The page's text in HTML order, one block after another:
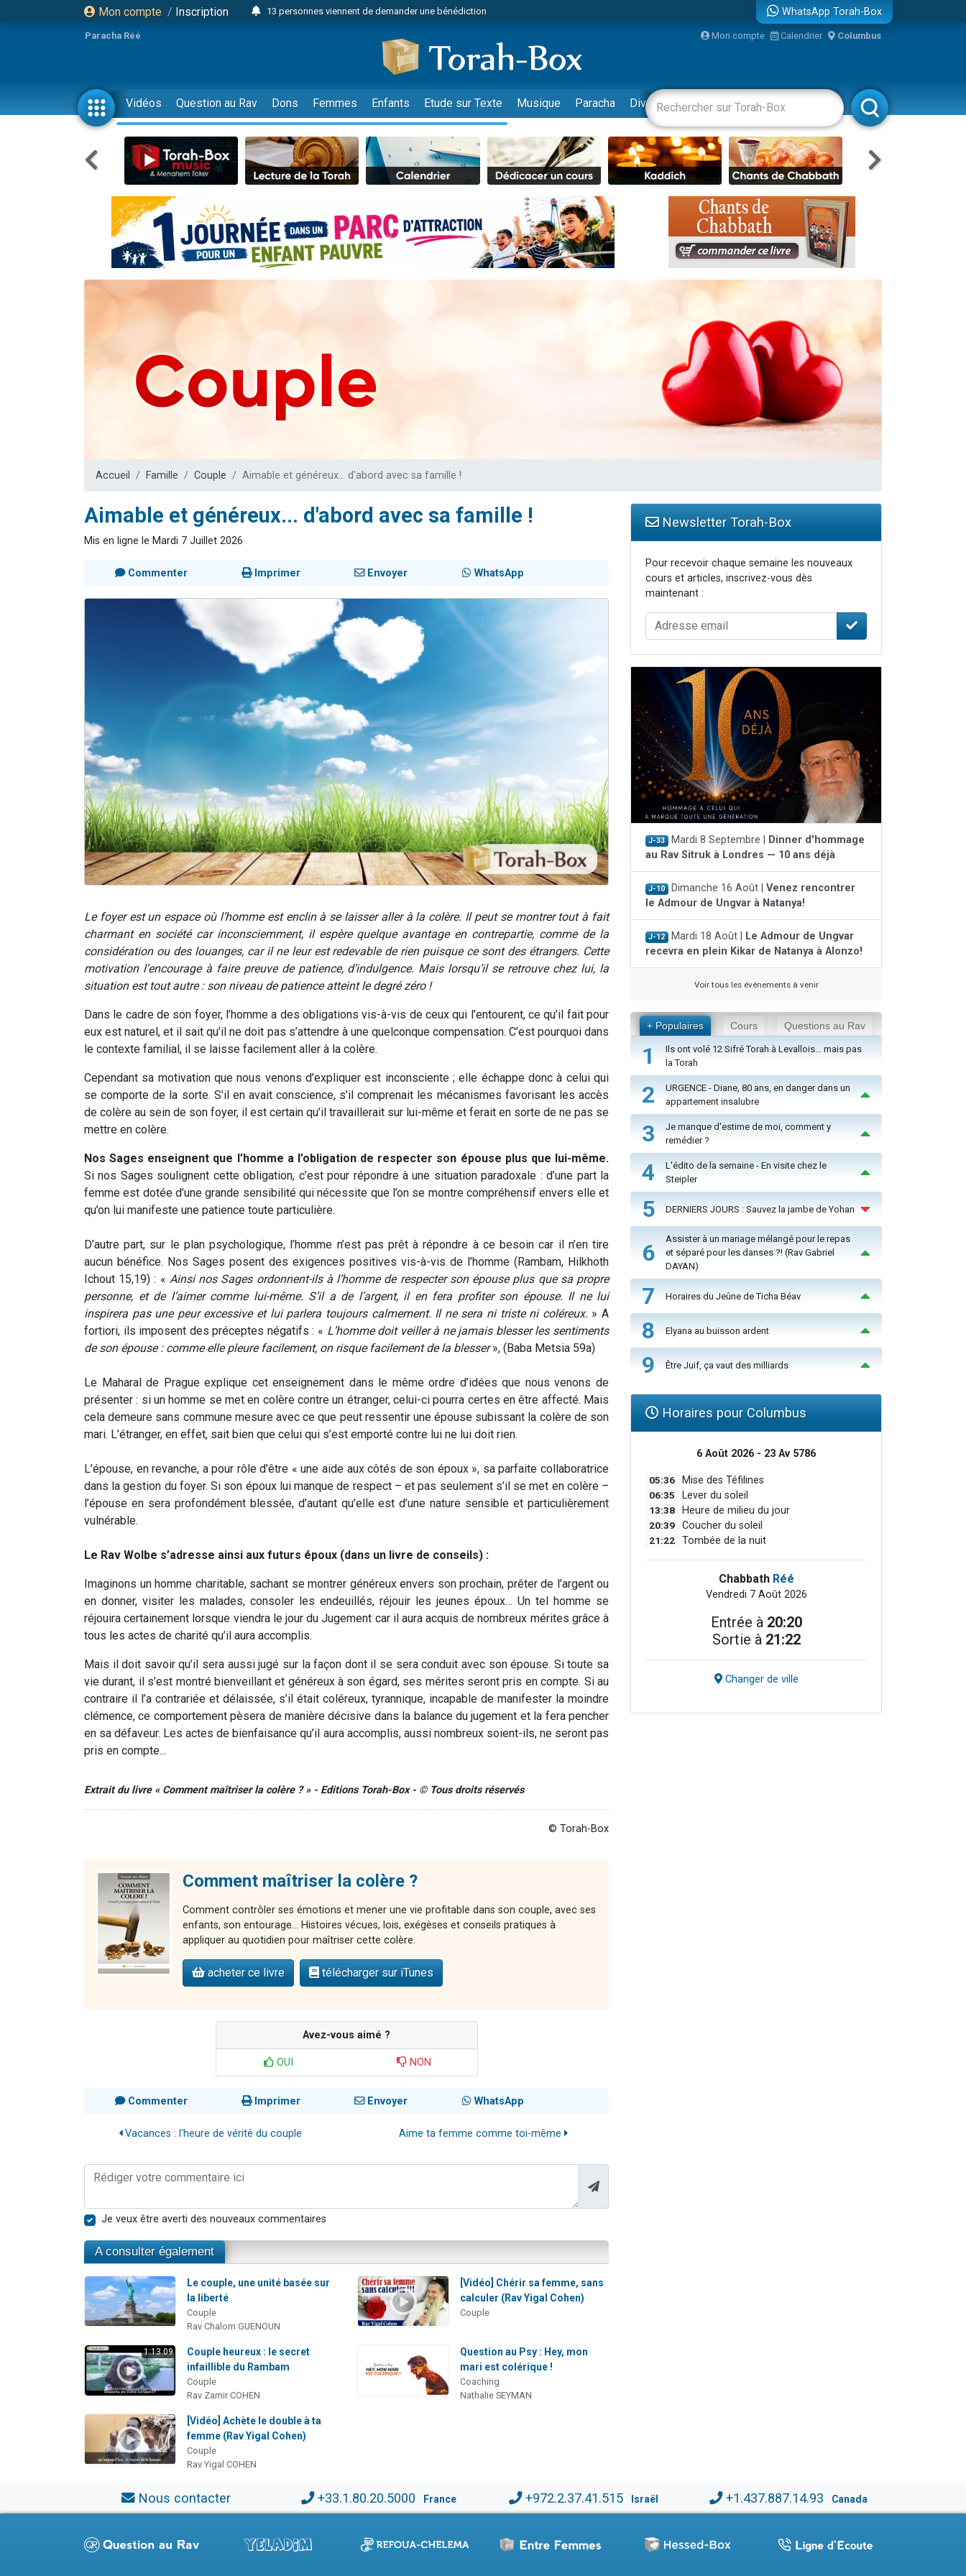
Mon compte / Inscription
13 personnes viennent de demander une bénédiction
12 nouvelles musiques dans Torah-Box Music
30 personnes viennent de faire un don pour Sauvez la jambe de Yohan
3 personnes viennent de nous rejoindre sur WhatsApp
2 personnes viennent de nous rejoindre sur WhatsApp
3 personnes viennent de nous rejoindre sur WhatsApp
2 nouvelles musiques dans Torah-Box Music
8 personnes viennent de faire un don pour Tsédaka : pauvres d'Israel
4 personnes viennent de faire un don pour Diane, 80 ans, dans un appartement insalubre
Nouvelle émission radio : Visions de grandeur n°104 : Le Chabbath et le Birkat Hamazone à travers le temps
61 personnes viennent de demander une bénédiction
Il reste 49 places pour étudier en groupe sur Zoom
6 personnes viennent de faire un don pour 5 enfants déjà orphelins risquent de perdre leur maman
2 personnes viennent de faire un don pour Reloger Rivka, 6 enfants, victime de violences...
10 personnes viennent de demander une bénédiction
Il reste 49 places pour étudier en groupe sur Zoom
2 personnes viennent de nous rejoindre sur WhatsApp
WhatsApp Torah-Box
Paracha Réé Mon compte Calendrier Columbus
Vidéos Question au Rav Dons Femmes Enfants Etude sur Texte Musique Paracha Divertissements Livres Rabbanim
Accueil Famille Couple Aimable et généreux... d'abord avec sa famille !
Aimable et généreux... d'abord avec sa famille !
Mis en ligne le Mardi 7 Juillet 2026
Commenter Imprimer Envoyer WhatsApp
Le foyer est un espace où l’homme est enclin à se laisser aller à la colère. Il peut se montrer tout à fait
charmant en société car inconsciemment, il espère quelque avantage en contrepartie, comme de la
considération ou des louanges, car il ne leur est redevable de rien puisque ce sont des étrangers. Cette
motivation l’encourage à faire preuve de patience, d’indulgence. Mais lorsqu’il se retrouve chez lui, la
situation est tout autre : son niveau de patience atteint le degré zéro !
Dans le cadre de son foyer, l’homme a des obligations vis-à-vis de ceux qui l’entourent, ce qu’il fait pour
eux est naturel, et il sait qu’il ne doit pas s’attendre à une quelconque compensation. C’est pourquoi dans
le contexte familial, il se laisse facilement aller à la colère.
Cependant sa motivation que nous venons d’expliquer est inconsciente ; elle échappe donc à celui qui
se comporte de la sorte. S’il en avait conscience, s’il comprenait les mécanismes favorisant les accès
de colère au sein de son foyer, il est certain qu’il travaillerait sur lui-même et ferait en sorte de ne pas se
mettre en colère.
Nos Sages enseignent que l’homme a l’obligation de respecter son épouse plus que lui-même.
Si nos Sages soulignent cette obligation, c’est pour répondre à une situation paradoxale : d’une part la
femme est dotée d’une grande sensibilité qui nécessite que l’on se montre compréhensif envers elle et
qu’on lui manifeste une patience toute particulière.
D’autre part, sur le plan psychologique, l’homme n’est pas prêt à répondre à ce besoin car il n’en tire
aucun bénéfice. Nos Sages posent des exigences positives vis-à-vis de l’homme (Rambam, Hilkhoth
Ichout 15,19) : « Ainsi nos Sages ordonnent-ils à l’homme de respecter son épouse plus que sa propre
personne, et de l’aimer comme lui-même. S’il a de l’argent, il en fera profiter son épouse. Il ne lui
inspirera pas une peur excessive et lui parlera toujours calmement. Il ne sera ni triste ni coléreux. » A
fortiori, ils imposent des préceptes négatifs : « L’homme doit veiller à ne jamais blesser les sentiments
de son épouse : comme elle pleure facilement, on risque facilement de la blesser», (Baba Metsia 59a)
Le Maharal de Prague explique cet enseignement dans le même ordre d’idées que nous venons de
présenter : si un homme se met en colère contre un étranger, celui-ci pourra certes en être affecté. Mais
cela demeure sans commune mesure avec ce que peut ressentir une épouse subissant la colère de son
mari. L’étranger, en effet, sait bien que celui qui s’est emporté contre lui ne lui doit rien.
L’épouse, en revanche, a pour rôle d’être « une aide aux côtés de son époux », sa parfaite collaboratrice
dans la gestion du foyer. Si son époux lui manque de respect – et pas seulement s’il se met en colère –
l’épouse en sera profondément blessée, d’autant qu’elle est d’une nature sensible et particulièrement
vulnérable.
Le Rav Wolbe s’adresse ainsi aux futurs époux (dans un livre de conseils) :
Imaginons un homme charitable, sachant se montrer généreux envers son prochain, prêter de l’argent ou
en donner, visiter les malades, consoler les endeuillés, réjouir les jeunes époux… Un tel homme se
réjouira certainement lorsque viendra le jour du Jugement car il aura acquis de nombreux mérites grâce à
tous les actes de charité qu’il aura accomplis.
Mais il doit savoir qu’il sera aussi jugé sur la façon dont il se sera conduit avec son épouse. Si toute sa
vie durant, il s’est montré bienveillant et généreux à son égard, ses mérites seront pris en compte. Si au
contraire il l’a contrariée et délaissée, s’il était coléreux, tyrannique, incapable de manifester la moindre
clémence, ce comportement pèsera de manière décisive dans la balance du jugement et la fera pencher
en sa défaveur. Les actes de bienfaisance qu’il aura accomplis, aussi nombreux soient-ils, ne seront pas
pris en compte...
Extrait du livre « Comment maîtriser la colère ? » - Editions Torah-Box - © Tous droits réservés
© Torah-Box
Comment maîtriser la colère ?
Comment contrôler ses émotions et mener une vie profitable dans son couple, avec ses
enfants, son entourage... Histoires vécues, lois, exégèses et conseils pratiques à
appliquer au quotidien pour maîtriser cette colère.
acheter ce livre télécharger sur iTunes
Avez-vous aimé ?
OUI NON
Commenter Imprimer Envoyer WhatsApp
Vacances : l'heure de vérité du couple Aime ta femme comme toi-même
Je veux être averti des nouveaux commentaires
A consulter également
Le couple, une unité basée sur
la liberté
Couple
Rav Chalom GUENOUN
[Vidéo] Chérir sa femme, sans
calculer (Rav Yigal Cohen)
Couple
1:13:09
Couple heureux : le secret
infaillible du Rambam
Couple
Rav Zamir COHEN
Question au Psy : Hey, mon
mari est colérique !
Coaching
Nathalie SEYMAN
[Vidéo] Achète le double à ta
femme (Rav Yigal Cohen)
Couple
Rav Yigal COHEN
Newsletter Torah-Box
Pour recevoir chaque semaine les nouveaux
cours et articles, inscrivez-vous dès
maintenant :
J-33 Mardi 8 Septembre |
Dinner d'hommage
au Rav Sitruk à Londres — 10 ans déjà
J-10 Dimanche 16 Août | Venez rencontrer
le Admour de Ungvar à Natanya!
J-12 Mardi 18 Août |
Le Admour de Ungvar
recevra en plein Kikar de Natanya à Alonzo!
Voir tous les événements à venir
+ Populaires Cours Questions au Rav
1
Ils ont volé 12 Sifré Torah à Levallois… mais pas
la Torah
2
URGENCE - Diane, 80 ans, en danger dans un
appartement insalubre
3
Je manque d'estime de moi, comment y
remédier ?
4
L'édito de la semaine - En visite chez le
Steipler
5 DERNIERS JOURS : Sauvez la jambe de Yohan
6
Assister à un mariage mélangé pour le repas
et séparé pour les danses ?! (Rav Gabriel
DAYAN)
7 Horaires du Jeûne de Ticha Béav
8 Elyana au buisson ardent
9 Être Juif, ça vaut des milliards
Horaires pour Columbus
6 Août 2026 - 23 Av 5786
05:36 Mise des Téfilines
06:35 Lever du soleil
13:38 Heure de milieu du jour
20:39 Coucher du soleil
21:22 Tombée de la nuit
Chabbath Réé
Vendredi 7 Août 2026
Entrée à 20:20
Sortie à 21:22
Changer de ville
Nous contacter +33.1.80.20.5000 France +972.2.37.41.515 Israël +1.437.887.14.93 Canada